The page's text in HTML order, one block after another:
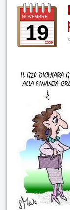
Comunicazione
Eventi
GAS Felce &
Ricostruiamo il
Mediateca
Autoproduzioni
Contatti
NOVEMBRE
192009